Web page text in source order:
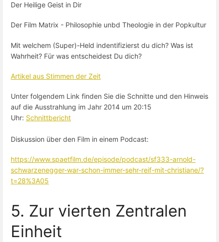
Der Heilige Geist in Dir
Der Film Matrix - Philosophie unbd Theologie in der Popkultur
Mit welchem (Super)-Held indentifizierst du dich? Was ist
Wahrheit? Für was entscheidest Du dich?
Artikel aus Stimmen der Zeit
Unter folgendem Link finden Sie die Schnitte und den Hinweis
auf die Ausstrahlung im Jahr 2014 um 20:15
Uhr: Schnittbericht
Diskussion über den Film in einem Podcast:
https://www.spaetfilm.de/episode/podcast/sf333-arnold-
schwarzenegger-war-schon-immer-sehr-reif-mit-christiane/?
t=28%3A05
5. Zur vierten Zentralen
Einheit